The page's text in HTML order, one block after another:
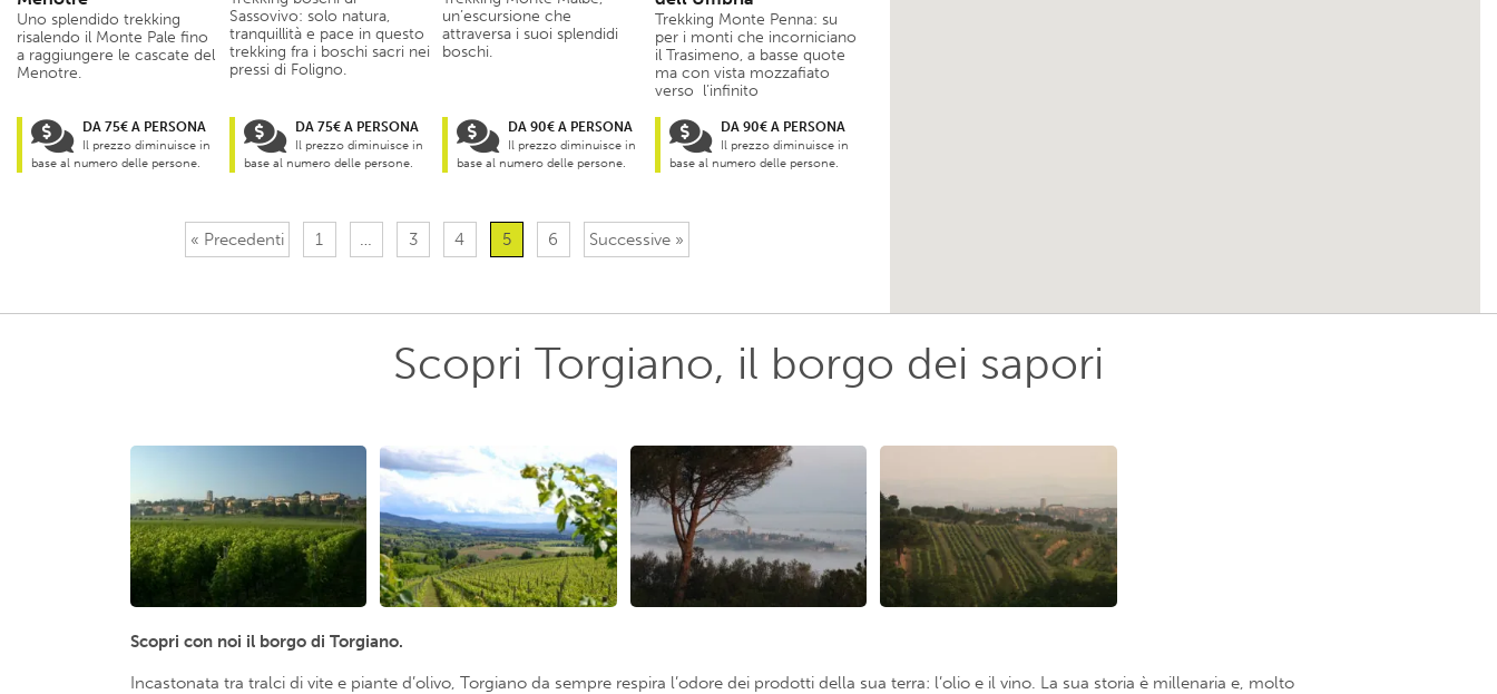
Uno splendido trekking
risalendo il Monte Pale fino
a raggiungere le cascate del
Menotre.
DA 75€ A PERSONA
Il prezzo diminuisce in
base al numero delle persone.
Sassovivo: solo natura,
tranquillità e pace in questo
trekking fra i boschi sacri nei
pressi di Foligno.
DA 75€ A PERSONA
Il prezzo diminuisce in
base al numero delle persone.
un’escursione che
attraversa i suoi splendidi
boschi.
DA 90€ A PERSONA
Il prezzo diminuisce in
base al numero delle persone.
Trekking Monte Penna: su
per i monti che incorniciano
il Trasimeno, a basse quote
ma con vista mozzafiato
verso l’infinito
DA 90€ A PERSONA
Il prezzo diminuisce in
base al numero delle persone.
« Precedenti 1 … 3 4 5 6 Successive »
Scopri Torgiano, il borgo dei sapori
Scopri con noi il borgo di Torgiano.
Incastonata tra tralci di vite e piante d’olivo, Torgiano da sempre respira l’odore dei prodotti della sua terra: l’olio e il vino. La sua storia è millenaria e, molto